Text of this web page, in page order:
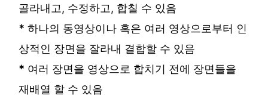
골라내고, 수정하고, 합칠 수 있음
* 하나의 동영상이나 혹은 여러 영상으로부터 인
상적인 장면을 잘라내 결합할 수 있음
* 여러 장면을 영상으로 합치기 전에 장면들을
재배열 할 수 있음